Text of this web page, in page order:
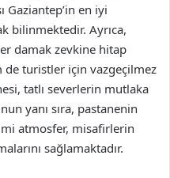
Gaziantep’in en iyi
bilinmektedir. Ayrıca,
damak zevkine hitap
turistler için vazgeçilmez
tatlı severlerin mutlaka
yanı sıra, pastanenin
atmosfer, misafirlerin
sağlamaktadır.